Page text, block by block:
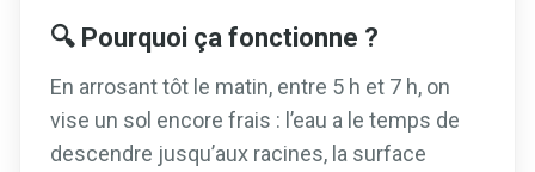
🔍 Pourquoi ça fonctionne ?
En arrosant tôt le matin, entre 5 h et 7 h, on
vise un sol encore frais : l’eau a le temps de
descendre jusqu’aux racines, la surface